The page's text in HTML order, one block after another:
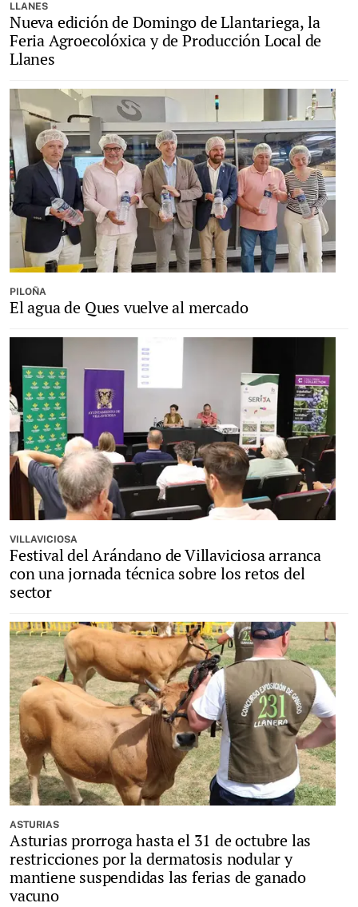
LLANES
Nueva edición de Domingo de Llantariega, la
Feria Agroecolóxica y de Producción Local de
Llanes
PILOÑA
El agua de Ques vuelve al mercado
VILLAVICIOSA
Festival del Arándano de Villaviciosa arranca
con una jornada técnica sobre los retos del
sector
ASTURIAS
Asturias prorroga hasta el 31 de octubre las
restricciones por la dermatosis nodular y
mantiene suspendidas las ferias de ganado
vacuno